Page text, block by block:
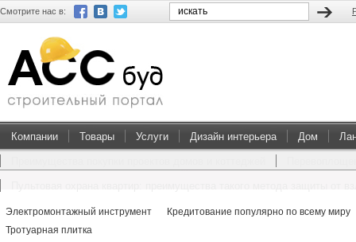
Смотрите нас в:
Компании Товары Услуги Дизайн интерьера Дом
Электромонтажный инструмент
Кредитование популярно по всему миру
Тротуарная плитка